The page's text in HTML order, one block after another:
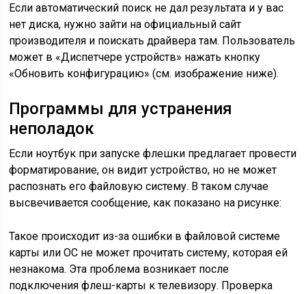
Если автоматический поиск не дал результата и у вас
нет диска, нужно зайти на официальный сайт
производителя и поискать драйвера там. Пользователь
может в «Диспетчере устройств» нажать кнопку
«Обновить конфигурацию» (см. изображение ниже).
Программы для устранения
неполадок
Если ноутбук при запуске флешки предлагает провести
форматирование, он видит устройство, но не может
распознать его файловую систему. В таком случае
высвечивается сообщение, как показано на рисунке:
Такое происходит из-за ошибки в файловой системе
карты или ОС не может прочитать систему, которая ей
незнакома. Эта проблема возникает после
подключения флеш-карты к телевизору. Проверка